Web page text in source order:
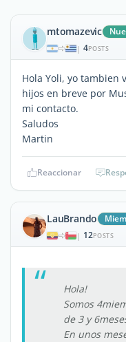
mtomazevic
| 4POSTS
Hola Yoli, yo tambien
hijos en breve por
mi contacto.
Saludos
Martin
Reaccionar
LauBrando
| 12POSTS
Hola!
Somos
de 3 y
En unos